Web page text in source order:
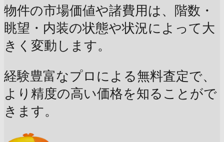
物件の市場価値や諸費用は、階数・
眺望・内装の状態や状況によって大
きく変動します。
経験豊富なプロによる無料査定で、
より精度の高い価格を知ることがで
きます。